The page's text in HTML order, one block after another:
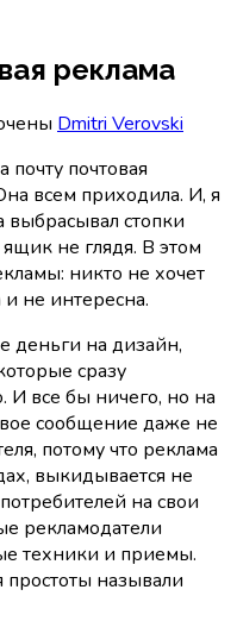
реклама
Dmitri Verovski
почтовая
всем приходила. И, я
стопки
не глядя. В этом
никто не хочет
не интересна.
деньги на дизайн,
сразу
И все бы ничего, но на
сообщение даже не
потому что реклама
выкидывается не
на свои
рекламодатели
техники и приемы.
называли